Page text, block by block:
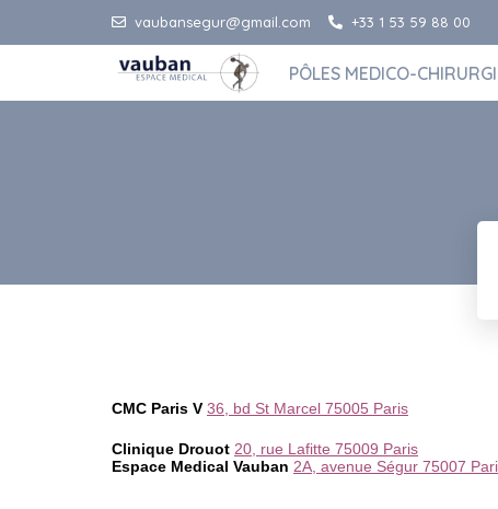
vaubansegur@gmail.com +33 1 53 59 88 00
PÔLES MEDICO-
CMC Paris V 36, bd St Marcel 75005 Paris
Clinique Drouot 20, rue Lafitte 75009 Paris
Espace Medical Vauban 2A, avenue Ségur 75007